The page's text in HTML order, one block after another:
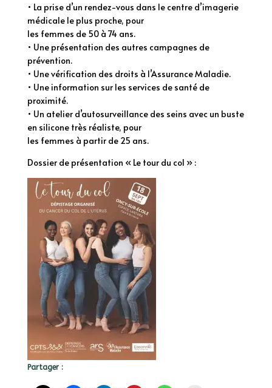
• La prise d’un rendez-vous dans le centre d’imagerie
médicale le plus proche, pour
les femmes de 50 à 74 ans.
• Une présentation des autres campagnes de
prévention.
• Une vérification des droits à l’Assurance Maladie.
• Une information sur les services de santé de
proximité.
• Un atelier d’autosurveillance des seins avec un buste
en silicone très réaliste, pour
les femmes à partir de 25 ans.
Dossier de présentation « Le tour du col » :
Partager :